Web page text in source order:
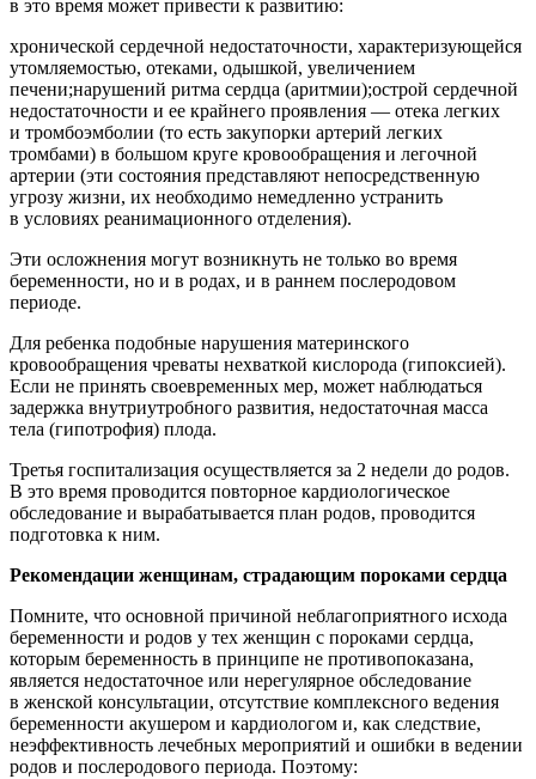
в это время может привести к развитию:
хронической сердечной недостаточности, характеризующейся
утомляемостью, отеками, одышкой, увеличением
печени;нарушений ритма сердца (аритмии);острой сердечной
недостаточности и ее крайнего проявления — отека легких
и тромбоэмболии (то есть закупорки артерий легких
тромбами) в большом круге кровообращения и легочной
артерии (эти состояния представляют непосредственную
угрозу жизни, их необходимо немедленно устранить
в условиях реанимационного отделения).
Эти осложнения могут возникнуть не только во время
беременности, но и в родах, и в раннем послеродовом
периоде.
Для ребенка подобные нарушения материнского
кровообращения чреваты нехваткой кислорода (гипоксией).
Если не принять своевременных мер, может наблюдаться
задержка внутриутробного развития, недостаточная масса
тела (гипотрофия) плода.
Третья госпитализация осуществляется за 2 недели до родов.
В это время проводится повторное кардиологическое
обследование и вырабатывается план родов, проводится
подготовка к ним.
Рекомендации женщинам, страдающим пороками сердца
Помните, что основной причиной неблагоприятного исхода
беременности и родов у тех женщин с пороками сердца,
которым беременность в принципе не противопоказана,
является недостаточное или нерегулярное обследование
в женской консультации, отсутствие комплексного ведения
беременности акушером и кардиологом и, как следствие,
неэффективность лечебных мероприятий и ошибки в ведении
родов и послеродового периода. Поэтому: